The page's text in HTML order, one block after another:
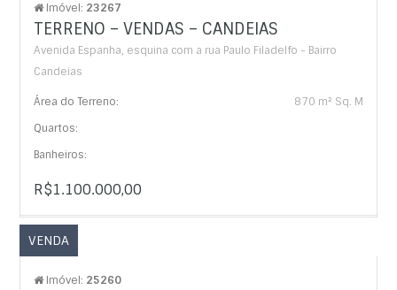
Imóvel: 23267
TERRENO – VENDAS – CANDEIAS
Avenida Espanha, esquina com a rua Paulo Filadelfo - Bairro
Candeias
Área do Terreno:
870 m² Sq. M
Quartos:
Banheiros:
R$1.100.000,00
VENDA
Imóvel: 25260